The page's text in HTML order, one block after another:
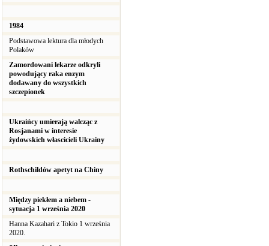
1984
Podstawowa lektura dla młodych
Polaków
Zamordowani lekarze odkryli
powodujący raka enzym
dodawany do wszystkich
szczepionek
Ukraińcy umierają walcząc z
Rosjanami w interesie
żydowskich włascicieli Ukrainy
Rothschildów apetyt na Chiny
Między piekłem a niebem -
sytuacja 1 września 2020
Hanna Kazahari z Tokio 1 września
2020.